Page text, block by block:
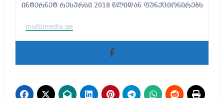
ინტერნეტ რესურსი 2018 წლიდან ფუნქციონირებს
multimedia.ge